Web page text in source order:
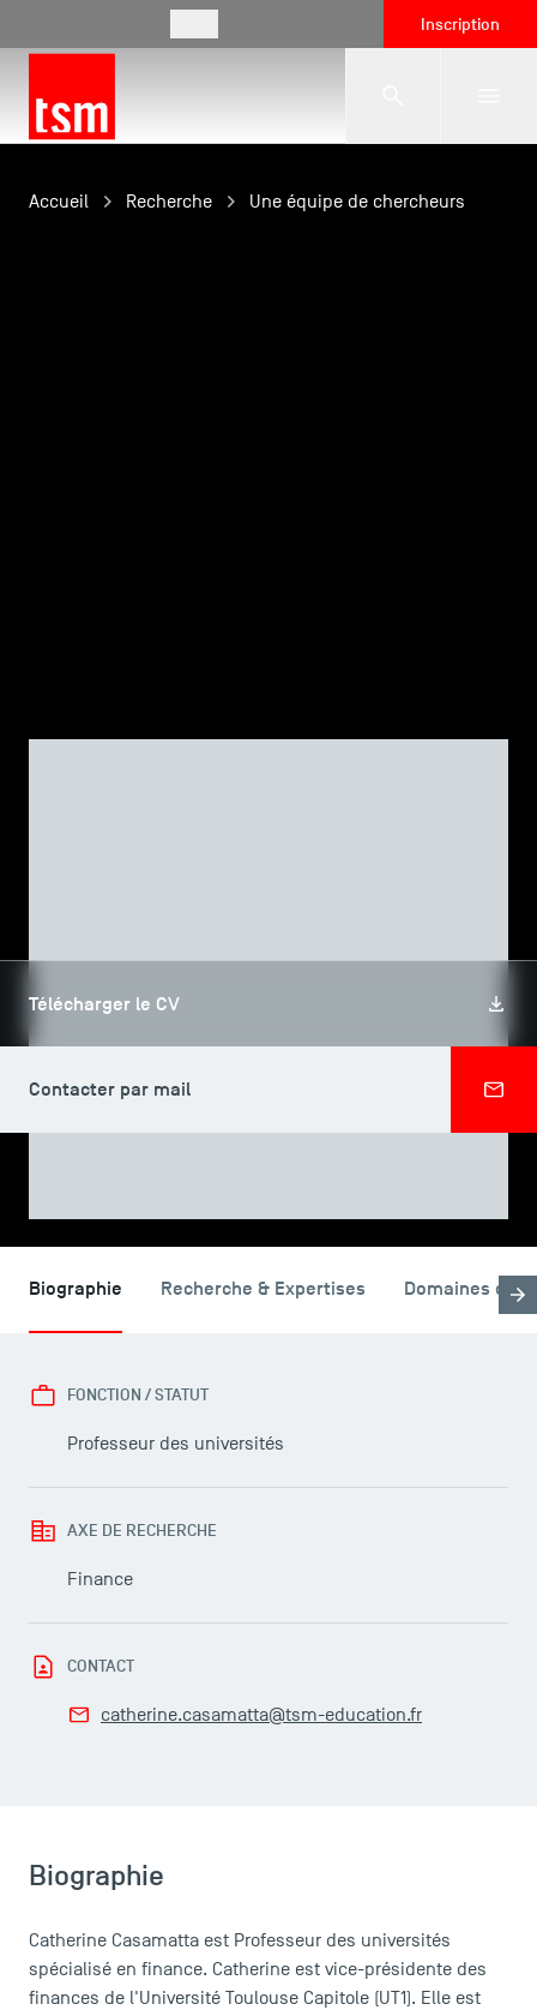
Inscription
L'école
Le corps professoral
Accueil Recherche Une équipe de chercheurs
Télécharger le CV
Contacter par mail
Biographie Recherche & Expertises Domaines
FONCTION / STATUT
Professeur des universités
AXE DE RECHERCHE
Finance
CONTACT
catherine.casamatta@tsm-education.fr
Biographie
Catherine Casamatta est Professeur des universités
spécialisé en finance. Catherine est vice-présidente des
finances de l'Université Toulouse Capitole (UT1). Elle est